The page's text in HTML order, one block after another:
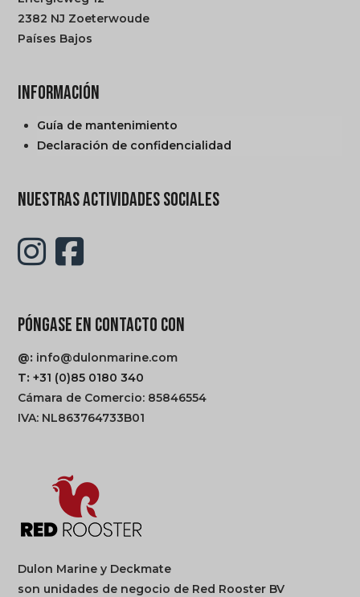
2382 NJ Zoeterwoude
Países Bajos
INFORMACIÓN
Guía de mantenimiento
Declaración de confidencialidad
NUESTRAS ACTIVIDADES SOCIALES
PÓNGASE EN CONTACTO CON
@: info@dulonmarine.com
T: +31 (0)85 0180 340
Cámara de Comercio: 85846554
IVA: NL863764733B01
Dulon Marine y Deckmate
son unidades de negocio de Red Rooster BV